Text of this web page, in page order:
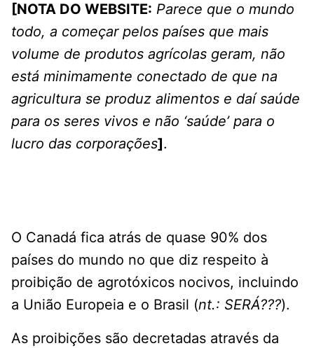
[NOTA DO WEBSITE: Parece que o mundo
todo, a começar pelos países que mais
volume de produtos agrícolas geram, não
está minimamente conectado de que na
agricultura se produz alimentos e daí saúde
para os seres vivos e não ‘saúde’ para o
lucro das corporações].
O Canadá fica atrás de quase 90% dos
países do mundo no que diz respeito à
proibição de agrotóxicos nocivos, incluindo
a União Europeia e o Brasil (nt.: SERÁ???).
As proibições são decretadas através da